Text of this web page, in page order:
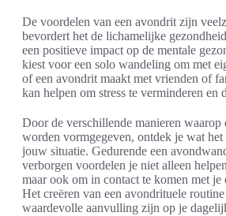
De voordelen van een avondrit zijn
bevordert het de lichamelijke
een positieve impact op de mentale
kiest voor een solo wandeling om met
of een avondrit maakt met vrienden of
kan helpen om stress te verminderen en
Door de verschillende manieren waarop
worden vormgegeven, ontdek je wat
jouw situatie. Gedurende een
verborgen voordelen je niet alleen
maar ook om in contact te komen met
Het creëren van een avondrituele
waardevolle aanvulling zijn op je